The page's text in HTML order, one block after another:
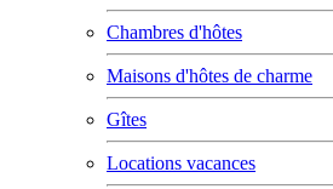
Chambres d'hôtes
Maisons d'hôtes de charme
Gîtes
Locations vacances